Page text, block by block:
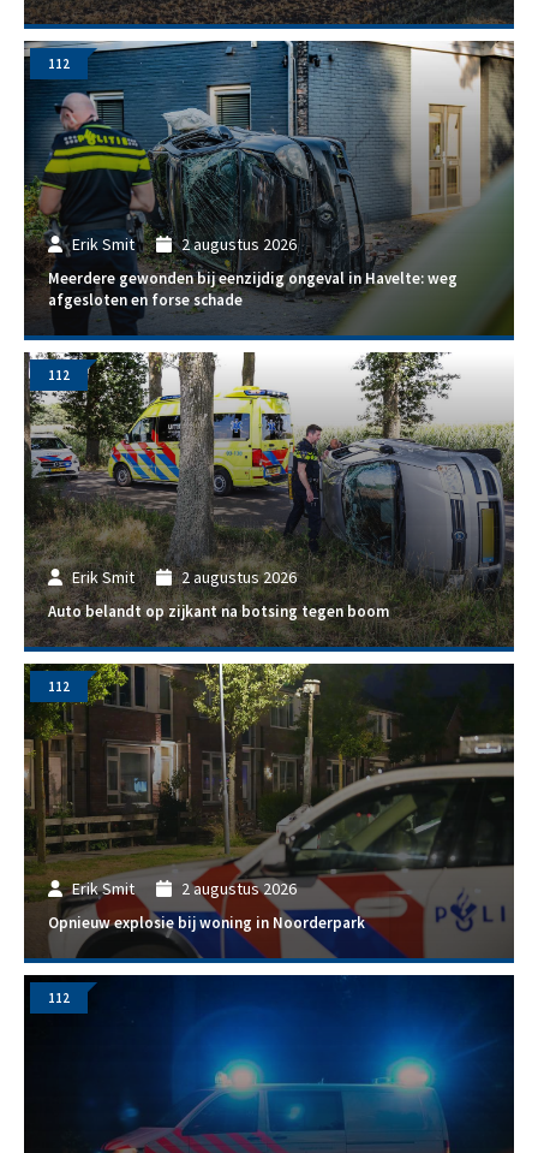
Erik Smit 2 augustus 2026
Meerdere gewonden bij eenzijdig ongeval in Havelte: weg
afgesloten en forse schade
112
Erik Smit 2 augustus 2026
Auto belandt op zijkant na botsing tegen boom
112
Erik Smit 2 augustus 2026
Opnieuw explosie bij woning in Noorderpark
112
112